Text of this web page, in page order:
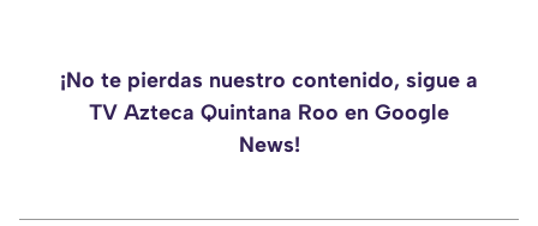
¡No te pierdas nuestro contenido, sigue a
TV Azteca Quintana Roo en Google
News!